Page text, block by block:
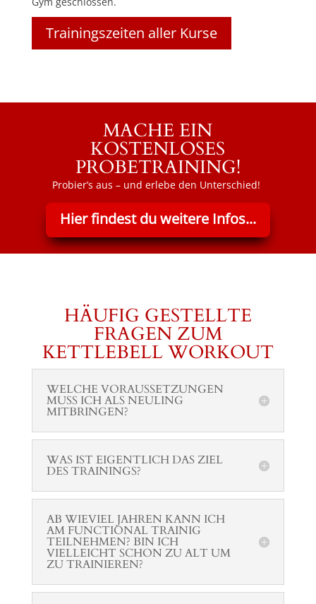
Trainingszeiten aller Kurse
MACHE EIN
KOSTENLOSES
PROBETRAINING!
Probier’s aus – und erlebe den Unterschied!
Hier findest du weitere Infos...
HÄUFIG GESTELLTE
FRAGEN ZUM
KETTLEBELL WORKOUT
WELCHE VORAUSSETZUNGEN
MUSS ICH ALS NEULING
MITBRINGEN?
WAS IST EIGENTLICH DAS ZIEL
DES TRAININGS?
AB WIEVIEL JAHREN KANN ICH
AM FUNCTIONAL TRAINIG
TEILNEHMEN? BIN ICH
VIELLEICHT SCHON ZU ALT UM
ZU TRAINIEREN?